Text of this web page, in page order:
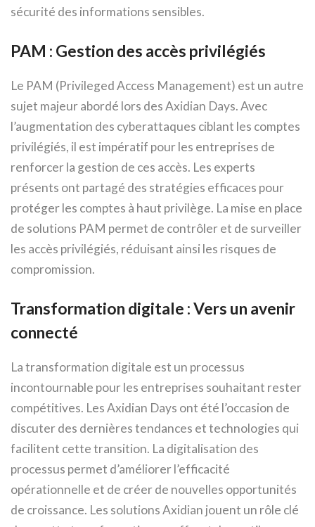
sécurité des informations sensibles.
PAM : Gestion des accès privilégiés
Le PAM (Privileged Access Management) est un autre
sujet majeur abordé lors des Axidian Days. Avec
l’augmentation des cyberattaques ciblant les comptes
privilégiés, il est impératif pour les entreprises de
renforcer la gestion de ces accès. Les experts
présents ont partagé des stratégies efficaces pour
protéger les comptes à haut privilège. La mise en place
de solutions PAM permet de contrôler et de surveiller
les accès privilégiés, réduisant ainsi les risques de
compromission.
Transformation digitale : Vers un avenir
connecté
La transformation digitale est un processus
incontournable pour les entreprises souhaitant rester
compétitives. Les Axidian Days ont été l’occasion de
discuter des dernières tendances et technologies qui
facilitent cette transition. La digitalisation des
processus permet d’améliorer l’efficacité
opérationnelle et de créer de nouvelles opportunités
de croissance. Les solutions Axidian jouent un rôle clé